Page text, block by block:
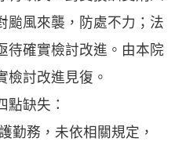
颱風來襲，防處不力；法
待確實檢討改進。由本院
檢討改進見復。
缺失：
勤務，未依相關規定，